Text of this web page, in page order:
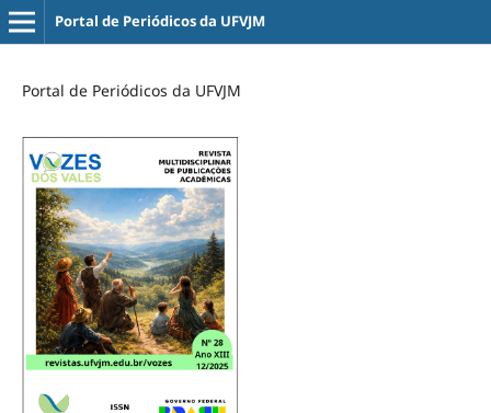
Portal de Periódicos da UFVJM
Portal de Periódicos da UFVJM